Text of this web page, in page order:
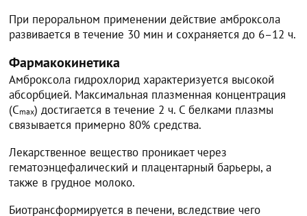
При пероральном применении действие амброксола
развивается в течение 30 мин и сохраняется до 6–12 ч.
Фармакокинетика
Амброксола гидрохлорид характеризуется высокой
абсорбцией. Максимальная плазменная концентрация
(Cmax) достигается в течение 2 ч. С белками плазмы
связывается примерно 80% средства.
Лекарственное вещество проникает через
гематоэнцефалический и плацентарный барьеры, а
также в грудное молоко.
Биотрансформируется в печени, вследствие чего